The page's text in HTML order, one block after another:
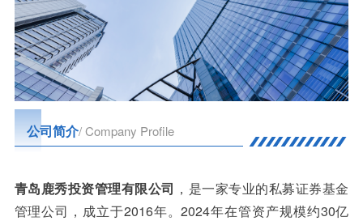
公司简介/ Company Profile
青岛鹿秀投资管理有限公司 ，是一家专业的私募证券基金
管理公司，成立于2016年。2024年在管资产规模约30亿